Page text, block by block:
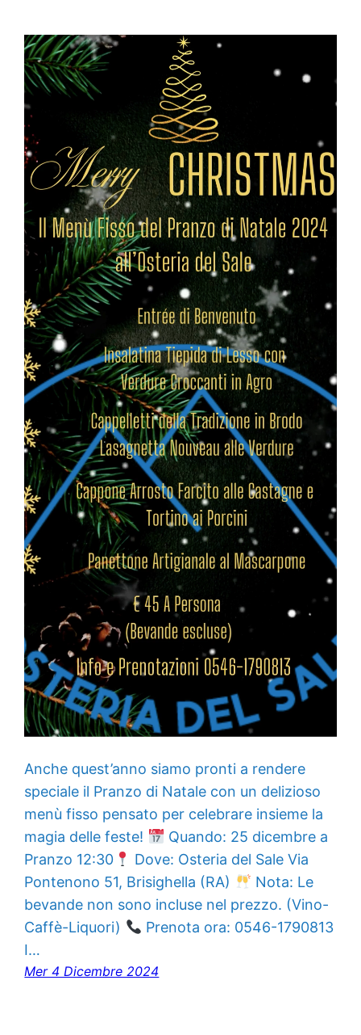
Anche quest’anno siamo pronti a rendere
speciale il Pranzo di Natale con un delizioso
menù fisso pensato per celebrare insieme la
magia delle feste!
Quando: 25 dicembre a
Pranzo 12:30
Dove: Osteria del Sale Via
Pontenono 51, Brisighella (RA)
Nota: Le
bevande non sono incluse nel prezzo. (Vino-
Caffè-Liquori)
Prenota ora: 0546-1790813
I…
Mer 4 Dicembre 2024